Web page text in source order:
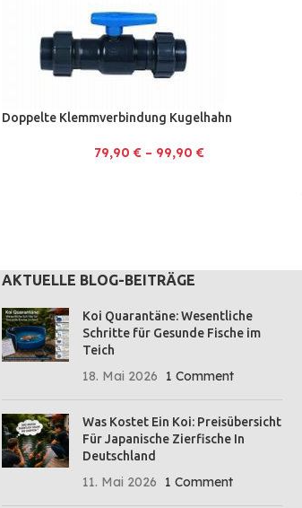
Doppelte Klemmverbindung Kugelhahn
79,90 €– 99,90 €
AKTUELLE BLOG-BEITRÄGE
Koi Quarantäne: Wesentliche
Schritte für Gesunde Fische im
Teich
18. Mai 2026 1 Comment
Was Kostet Ein Koi: Preisübersicht
Für Japanische Zierfische In
Deutschland
11. Mai 2026 1 Comment